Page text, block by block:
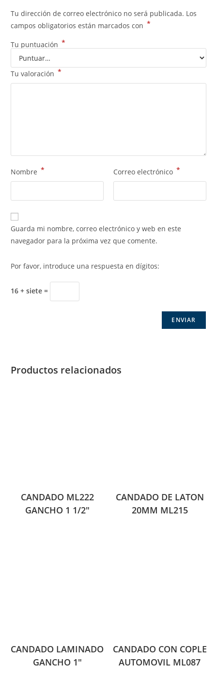
Tu dirección de correo electrónico no será publicada. Los
campos obligatorios están marcados con *
Tu puntuación *
Tu valoración *
Nombre * Correo electrónico *
Guarda mi nombre, correo electrónico y web en este
navegador para la próxima vez que comente.
Por favor, introduce una respuesta en dígitos:
16 + siete =
Productos relacionados
CANDADO ML222
GANCHO 1 1/2″
CANDADO DE LATON
20MM ML215
CANDADO LAMINADO
GANCHO 1″
CANDADO CON COPLE
AUTOMOVIL ML087